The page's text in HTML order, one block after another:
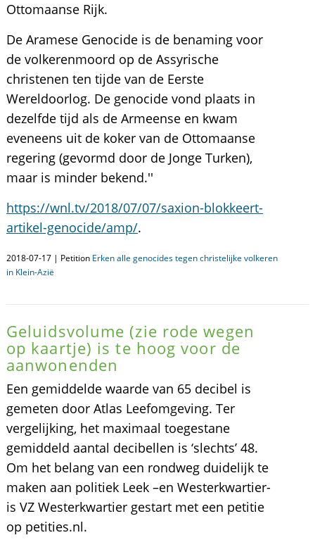
Ottomaanse Rijk.
De Aramese Genocide is de benaming voor
de volkerenmoord op de Assyrische
christenen ten tijde van de Eerste
Wereldoorlog. De genocide vond plaats in
dezelfde tijd als de Armeense en kwam
eveneens uit de koker van de Ottomaanse
regering (gevormd door de Jonge Turken),
maar is minder bekend.''
https://wnl.tv/2018/07/07/saxion-blokkeert-
artikel-genocide/amp/.
2018-07-17 | Petition Erken alle genocides tegen christelijke volkeren
in Klein-Azië
Geluidsvolume (zie rode wegen
op kaartje) is te hoog voor de
aanwonenden
Een gemiddelde waarde van 65 decibel is
gemeten door Atlas Leefomgeving. Ter
vergelijking, het maximaal toegestane
gemiddeld aantal decibellen is ‘slechts’ 48.
Om het belang van een rondweg duidelijk te
maken aan politiek Leek –en Westerkwartier-
is VZ Westerkwartier gestart met een petitie
op petities.nl.